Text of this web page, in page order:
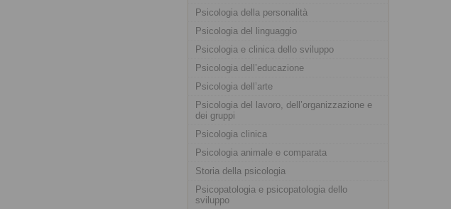
Psicologia della personalità
Psicologia del linguaggio
Psicologia e clinica dello sviluppo
Psicologia dell’educazione
Psicologia dell’arte
Psicologia del lavoro, dell’organizzazione e
dei gruppi
Psicologia clinica
Psicologia animale e comparata
Storia della psicologia
Psicopatologia e psicopatologia dello
sviluppo